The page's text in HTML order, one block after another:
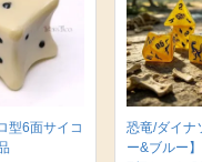
型6面サイコ
恐竜/ダイナ
ー&ブルー